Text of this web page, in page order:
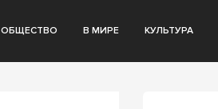
ОБЩЕСТВО В МИРЕ КУЛЬТУРА